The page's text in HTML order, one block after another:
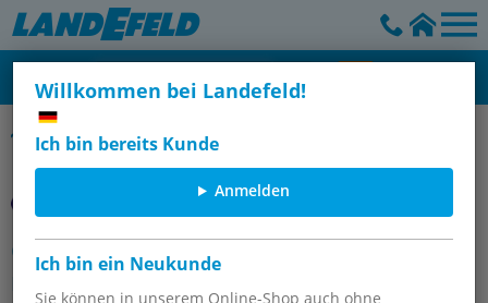
Willkommen bei Landefeld!
Ich bin bereits Kunde
Anmelden
Ich bin ein Neukunde
Sie können in unserem Online-Shop auch ohne
Steckverbindungen (auch reduzierend), Inch
Gerader Steckanschluss 5/16" (7,94
mm)x5/16" (7,94 mm), IQS-Inch